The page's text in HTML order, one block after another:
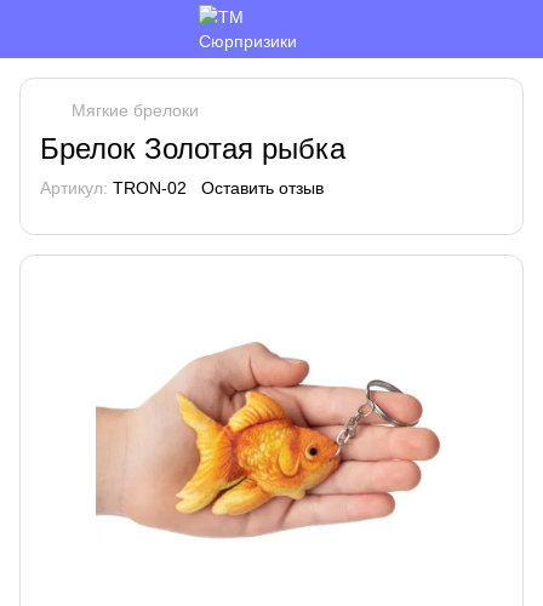
Мягкие брелоки
Брелок Золотая рыбка
Артикул: TRON-02 Оставить отзыв